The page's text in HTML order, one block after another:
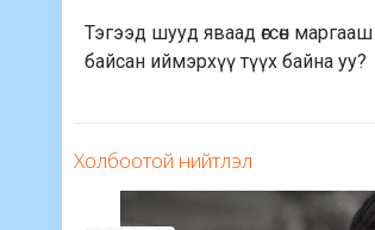
Тэгээд шууд яваад өгсөн
байсан иймэрхүү түүх байна уу?
Холбоотой нийтлэл